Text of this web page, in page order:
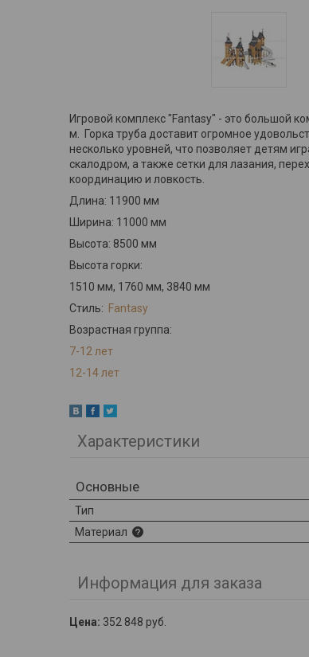
Игровой комплекс "Fantasy" - это большой
м. Горка труба доставит огромное
несколько уровней, что позволяет детям
скалодром, а также сетки для лазания,
координацию и ловкость.
Длина: 11900 мм
Ширина: 11000 мм
Высота: 8500 мм
Высота горки:
1510 мм, 1760 мм, 3840 мм
Стиль: Fantasy
Возрастная группа:
7-12 лет
12-14 лет
Характеристики
Основные
Тип
Материал
Информация для заказа
Цена: 352 848 руб.